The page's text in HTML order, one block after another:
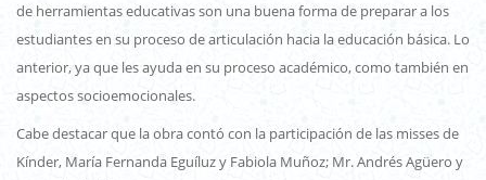
de herramientas educativas son una buena forma de preparar a los
estudiantes en su proceso de articulación hacia la educación básica. Lo
anterior, ya que les ayuda en su proceso académico, como también en
aspectos socioemocionales.
Cabe destacar que la obra contó con la participación de las misses de
Kínder, María Fernanda Eguíluz y Fabiola Muñoz; Mr. Andrés Agüero y